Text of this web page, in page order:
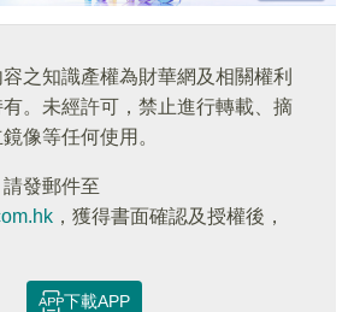
之知識產權為財華網及相關權利
有。未經許可，禁止進行轉載、摘
像等任何使用。
發郵件至
，獲得書面確認及授權後，
下載APP